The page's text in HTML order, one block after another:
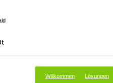
Willkommen Lösungen